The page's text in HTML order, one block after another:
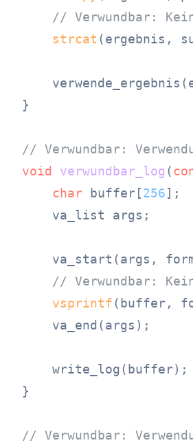
// Verwundbar:
strcat (ergebnis,
}
// Verwundbar:
void
verwundbar_log (
char buffer[256];
    va_list args;
va_start(args,
// Verwundbar:
vsprintf(buffer,
    va_end(args);
    write_log(buffer);
}
// Verwundbar: